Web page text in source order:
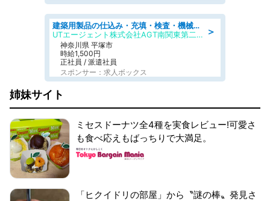
＞
建築用製品の仕込み・充填・検査・機械操作/寮完備/日払い/工場・製造
UTエージェント株式会社AGT南関東第二CU
神奈川県 平塚市
時給1,500円
正社員 / 派遣社員
スポンサー：求人ボックス
姉妹サイト
ミセスドーナツ全4種を実食レビュー!可愛さ
も食べ応えもばっちりで大満足。
「ヒクイドリの部屋」から〝謎の棒〟発見さ